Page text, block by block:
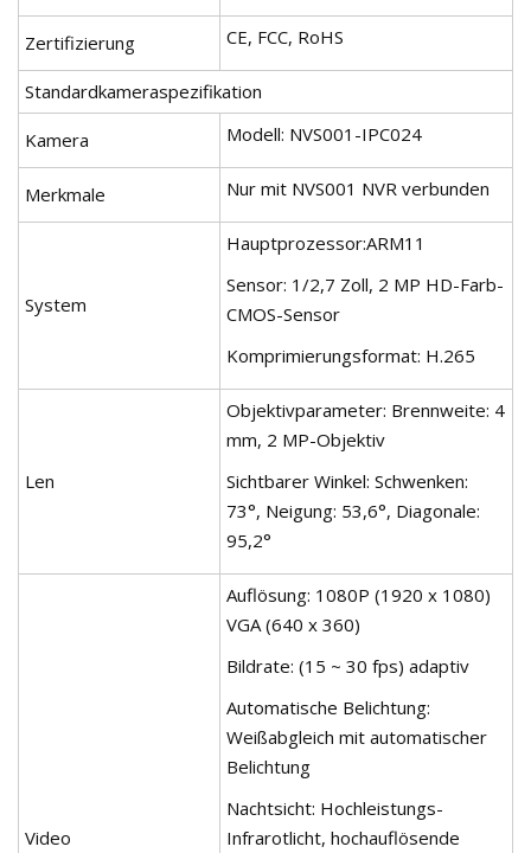
Zertifizierung CE, FCC, RoHS
Standardkameraspezifikation
Kamera Modell: NVS001-IPC024
Merkmale Nur mit NVS001 NVR verbunden
System
Hauptprozessor:ARM11
Sensor: 1/2,7 Zoll, 2 MP HD-Farb-
CMOS-Sensor
Komprimierungsformat: H.265
Len
Objektivparameter: Brennweite: 4
mm, 2 MP-Objektiv
Sichtbarer Winkel: Schwenken:
73°, Neigung: 53,6°, Diagonale:
95,2°
Video
Auflösung: 1080P (1920 x 1080)
VGA (640 x 360)
Bildrate: (15 ~ 30 fps) adaptiv
Automatische Belichtung:
Weißabgleich mit automatischer
Belichtung
Nachtsicht: Hochleistungs-
Infrarotlicht, hochauflösende